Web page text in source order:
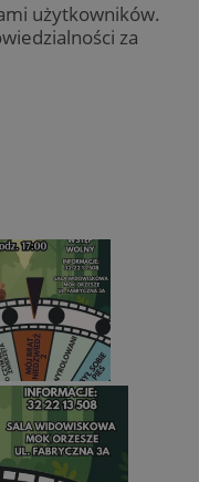
użytkowników.
za